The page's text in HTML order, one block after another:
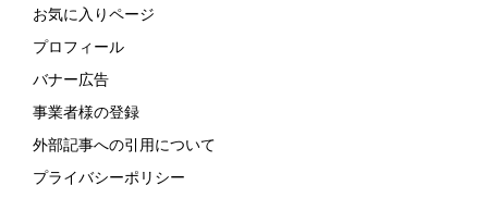
お気に入りページ
プロフィール
バナー広告
事業者様の登録
外部記事への引用について
プライバシーポリシー